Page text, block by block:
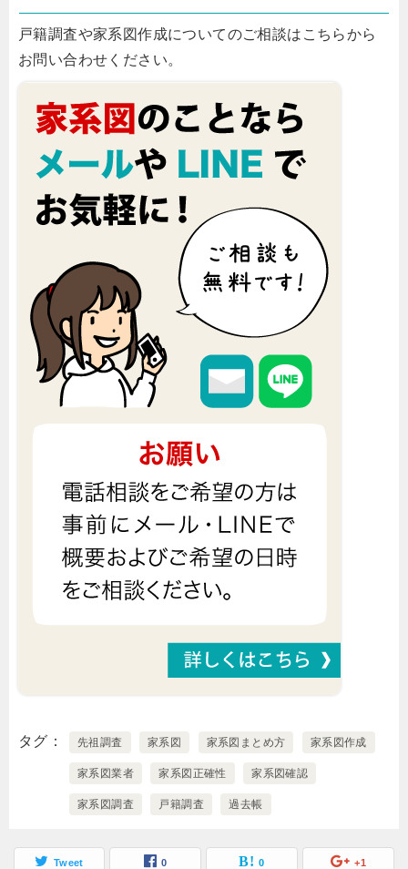
戸籍調査や家系図作成についてのご相談はこちらから
お問い合わせください。
タグ 先祖調査 家系図 家系図まとめ方 家系図作成
家系図業者 家系図正確性 家系図確認
家系図調査 戸籍調査 過去帳
Tweet 0 0 +1